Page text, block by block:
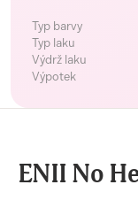
Typ barvy
Typ laku
Výdrž laku
Výpotek
ENII No